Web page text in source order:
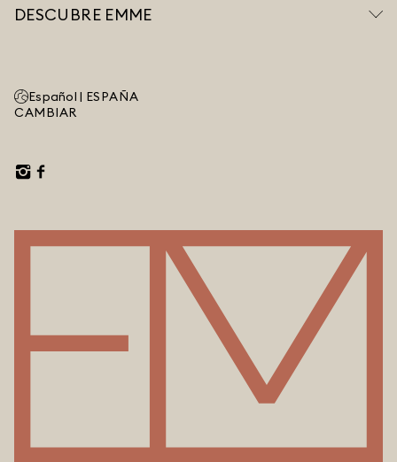
DESCUBRE EMME
Español | ESPAÑA
CAMBIAR